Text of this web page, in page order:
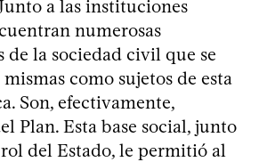
a las instituciones
numerosas
de la sociedad civil que se
como sujetos de esta
Son, efectivamente,
Plan. Esta base social, junto
del Estado, le permitió al